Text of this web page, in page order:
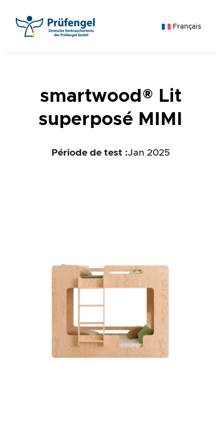
contenu
Français
smartwood® Lit
superposé MIMI
Période de test :Jan 2025